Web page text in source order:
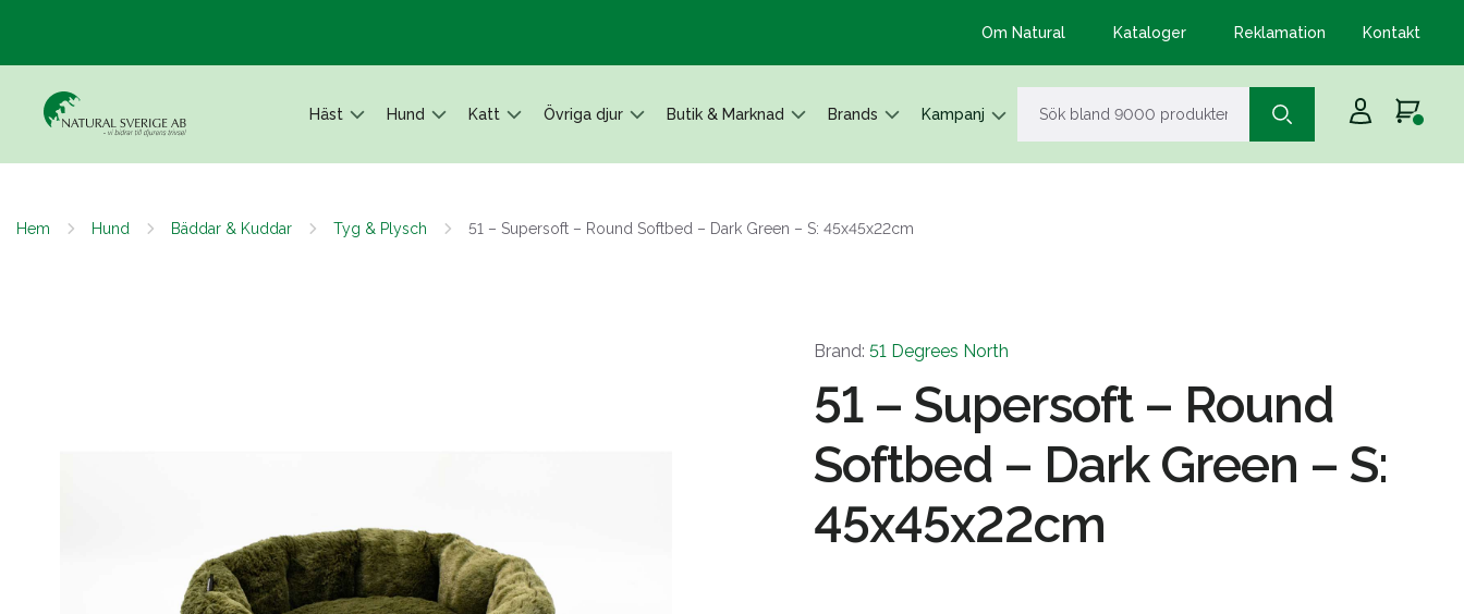
Om Natural Kataloger Reklamation Kontakt
Häst Hund Katt Övriga djur Butik & Marknad Brands Kampanj
Hem Hund Bäddar & Kuddar Tyg & Plysch 51 – Supersoft – Round Softbed – Dark Green – S: 45x45x22cm
Brand: 51 Degrees North
51 – Supersoft – Round
Softbed – Dark Green – S:
45x45x22cm